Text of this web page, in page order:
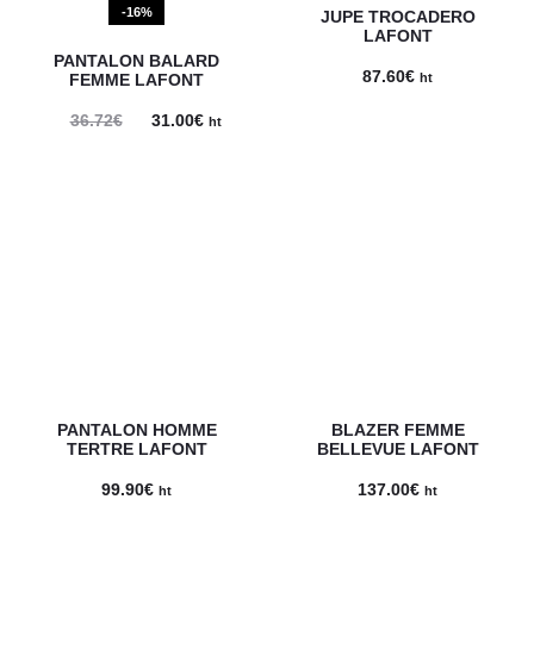
-16%
PANTALON BALARD
FEMME LAFONT
36.72€ 31.00€Le
ht
JUPE TROCADERO
LAFONT
87.60€ ht
PANTALON HOMME
TERTRE LAFONT
99.90€ ht
BLAZER FEMME
BELLEVUE LAFONT
137.00€ ht